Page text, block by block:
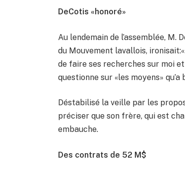
DeCotis «honoré»
Au lendemain de l’assemblée,
du Mouvement lavallois,
de faire ses recherches sur moi
questionne sur «les moyens»
Déstabilisé la veille par les
préciser que son frère, qui est
embauche.
Des contrats de 52 M$